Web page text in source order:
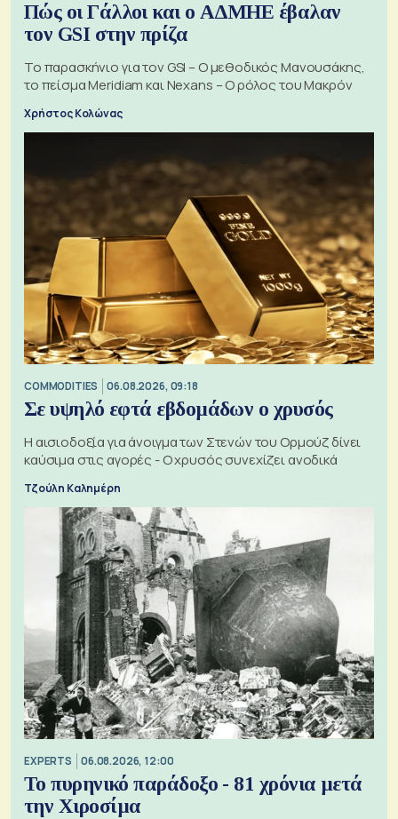
Πώς οι Γάλλοι και ο ΑΔΜΗΕ έβαλαν
τον GSI στην πρίζα
Το παρασκήνιο για τον GSI – Ο μεθοδικός Μανουσάκης,
το πείσμα Meridiam και Nexans – Ο ρόλος του Μακρόν
Χρήστος Κολώνας
COMMODITIES 06.08.2026, 09:18
Σε υψηλό εφτά εβδομάδων ο χρυσός
Η αισιοδοξία για άνοιγμα των Στενών του Ορμούζ δίνει
καύσιμα στις αγορές - Ο χρυσός συνεχίζει ανοδικά
Τζούλη Καλημέρη
EXPERTS 06.08.2026, 12:00
Το πυρηνικό παράδοξο - 81 χρόνια μετά
την Χιροσίμα